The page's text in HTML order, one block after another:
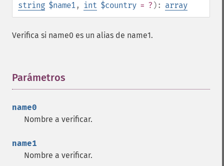
string $name1, int $country = ? ): array
Verifica si name0 es un alias de name1.
Parámetros
name0
Nombre a verificar.
name1
Nombre a verificar.